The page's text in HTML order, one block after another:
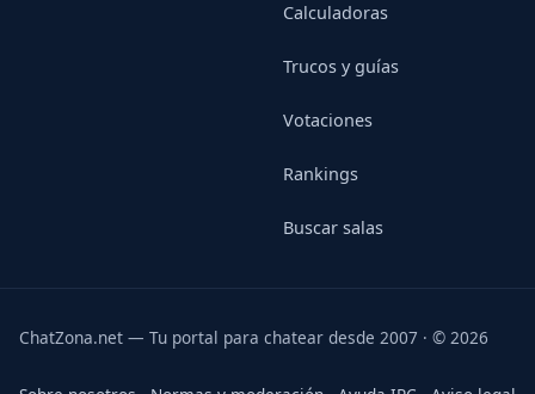
Calculadoras
Trucos y guías
Votaciones
Rankings
Buscar salas
ChatZona.net — Tu portal para chatear desde 2007 · © 2026